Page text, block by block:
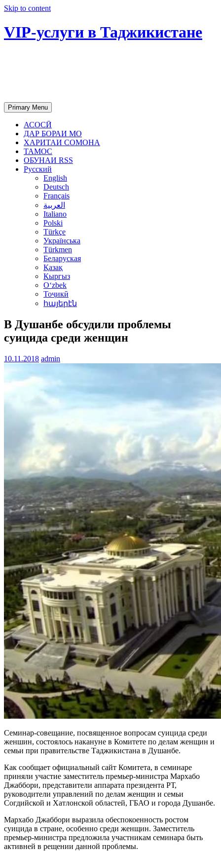
Skip to content
VIP-услуги в Таджикистане
Primary Menu
АСОСӢ
ДАР БОРАИ МО
ХАРИТАИ СОМОНА
ТАМОС
ОБУНАИ RSS
Русский
English
Deutsch
Français
العربية
Italiano
Polski
Türkçe
Українська
Türkmen
Беларуская
Қазақ
Кыргыз
Oʻzbek
Тоҷикӣ
հայերէն
В Душанбе обсудили проблемы
суицида среди женщин
10.11.2018 admin
Семинар-совещание, посвященное вопросам суицида среди
женшин, состоялось накануне в Комитете по делам женщин и
семьи при правительстве Таджикистана в Душанбе.
Как сообщает официальный сайт Комитета, в семинаре
приняли участие заместитель премьер-министра Мархабо
Джаббори, представители аппарата президента РТ,
руководители управлений по делам женщин и семьи
Согдийской и Хатлонской областей, ГБАО и города Душанбе.
Мархабо Джаббори выразила обеспокоенность ростом
суицида в стране, особенно среди женщин. Заместитель
премьер-министра предложила участникам семинара быть
активней в рещении данной проблемы.